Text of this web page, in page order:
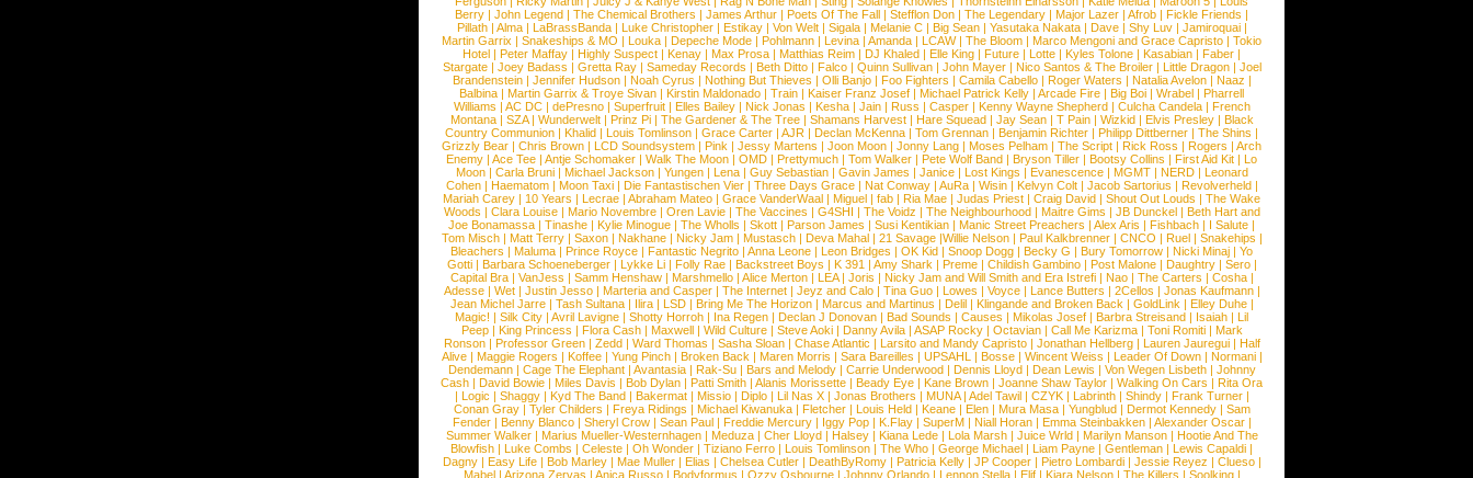
Berry | John Legend | The Chemical Brothers | James Arthur | Poets Of The Fall | Stefflon Don | The Legendary | Major Lazer | Afrob | Fickle Friends |
Pillath| Alma| LaBrassBanda| Luke Christopher| Estikay| Von Welt| Sigala| Melanie C| Big Sean| Yasutaka Nakata| Dave| Shy Luv| Jamiroquai|
Martin Garrix | Snakeships & MO | Louka | Depeche Mode | Pohlmann | Levina | Amanda | LCAW| The Bloom | Marco Mengoni and Grace Capristo | Tokio
Hotel | Peter Maffay | Highly Suspect | Kenay | Max Prosa | Matthias Reim | DJ Khaled | Elle King | Future | Lotte | Kyles Tolone | Kasabian | Faber |
Stargate| Joey Badass | Gretta Ray| Sameday Records | Beth Ditto| Falco| Quinn Sullivan| John Mayer| Nico Santos & The Broiler| Little Dragon| Joel
Brandenstein| Jennifer Hudson| Noah Cyrus | Nothing But Thieves | Olli Banjo| Foo Fighters | Camila Cabello| Roger Waters | Natalia Avelon| Naaz |
Balbina | Martin Garrix & Troye Sivan | Kirstin Maldonado | Train | Kaiser Franz Josef | Michael Patrick Kelly | Arcade Fire | Big Boi | Wrabel | Pharrell
Williams | AC DC| dePresno| Superfruit| Elles Bailey| Nick Jonas | Kesha| Jain| Russ | Casper| Kenny Wayne Shepherd| Culcha Candela| French
Montana| SZA| Wunderwelt| Prinz Pi| The Gardener & The Tree| Shamans Harvest| Hare Squead| Jay Sean| T Pain| Wizkid| Elvis Presley| Black
Country Communion | Khalid | Louis Tomlinson | Grace Carter | AJR | Declan McKenna | Tom Grennan | Benjamin Richter | Philipp Dittberner | The Shins |
Grizzly Bear | Chris Brown | LCD Soundsystem | Pink | Jessy Martens | Joon Moon | Jonny Lang | Moses Pelham | The Script | Rick Ross | Rogers | Arch
Enemy | Ace Tee | Antje Schomaker | Walk The Moon | OMD | Prettymuch | Tom Walker | Pete Wolf Band | Bryson Tiller | Bootsy Collins | First Aid Kit | Lo
Moon| Carla Bruni| Michael Jackson| Yungen| Lena| Guy Sebastian| Gavin James | Janice| Lost Kings | Evanescence| MGMT| NERD| Leonard
Cohen| Haematom| Moon Taxi| Die Fantastischen Vier| Three Days Grace| Nat Conway| AuRa| Wisin| Kelvyn Colt| Jacob Sartorius | Revolverheld|
Mariah Carey | 10 Years | Lecrae | Abraham Mateo | Grace VanderWaal | Miguel | fab | Ria Mae | Judas Priest | Craig David | Shout Out Louds | The Wake
Woods | Clara Louise| Mario Novembre| Oren Lavie| The Vaccines | G4SHI | The Voidz | The Neighbourhood| Maitre Gims | JB Dunckel| Beth Hart and
Joe Bonamassa | Tinashe | Kylie Minogue | The Wholls | Skott | Parson James | Susi Kentikian | Manic Street Preachers | Alex Aris | Fishbach | I Salute |
Tom Misch| Matt Terry| Saxon| Nakhane| Nicky Jam| Mustasch| Deva Mahal| 21 Savage|Willie Nelson| Paul Kalkbrenner| CNCO | Ruel| Snakehips |
Bleachers | Maluma | Prince Royce | Fantastic Negrito | Anna Leone | Leon Bridges | OK Kid | Snoop Dogg | Becky G | Bury Tomorrow | Nicki Minaj | Yo
Gotti| Barbara Schoeneberger| Lykke Li| Folly Rae| Backstreet Boys | K 391 | Amy Shark | Preme| Childish Gambino| Post Malone| Daughtry| Sero|
Capital Bra| VanJess | Samm Henshaw| Marshmello| Alice Merton| LEA| Joris | Nicky Jam and Will Smith and Era Istrefi| Nao| The Carters | Cosha|
Adesse| Wet| Justin Jesso| Marteria and Casper| The Internet| Jeyz and Calo| Tina Guo| Lowes | Voyce| Lance Butters | 2Cellos | Jonas Kaufmann|
Jean Michel Jarre| Tash Sultana| Ilira| LSD| Bring Me The Horizon| Marcus and Martinus | Delil| Klingande and Broken Back | GoldLink | Elley Duhe|
Magic! | Silk City | Avril Lavigne | Shotty Horroh | Ina Regen | Declan J Donovan | Bad Sounds | Causes | Mikolas Josef | Barbra Streisand | Isaiah | Lil
Peep| King Princess | Flora Cash| Maxwell| Wild Culture| Steve Aoki| Danny Avila| ASAP Rocky| Octavian| Call Me Karizma| Toni Romiti| Mark
Ronson| Professor Green| Zedd| Ward Thomas | Sasha Sloan| Chase Atlantic | Larsito and Mandy Capristo| Jonathan Hellberg| Lauren Jauregui| Half
Alive| Maggie Rogers | Koffee| Yung Pinch| Broken Back | Maren Morris | Sara Bareilles | UPSAHL | Bosse| Wincent Weiss | Leader Of Down| Normani|
Dendemann| Cage The Elephant| Avantasia| Rak-Su| Bars and Melody| Carrie Underwood| Dennis Lloyd| Dean Lewis | Von Wegen Lisbeth| Johnny
Cash | David Bowie | Miles Davis | Bob Dylan | Patti Smith | Alanis Morissette | Beady Eye | Kane Brown | Joanne Shaw Taylor | Walking On Cars | Rita Ora
| Logic | Shaggy| Kyd The Band| Bakermat| Missio| Diplo| Lil Nas X| Jonas Brothers | MUNA| Adel Tawil| CZYK| Labrinth| Shindy| Frank Turner|
Conan Gray| Tyler Childers | Freya Ridings | Michael Kiwanuka| Fletcher| Louis Held| Keane| Elen| Mura Masa| Yungblud| Dermot Kennedy| Sam
Fender| Benny Blanco| Sheryl Crow| Sean Paul| Freddie Mercury| Iggy Pop| K.Flay| SuperM| Niall Horan| Emma Steinbakken| Alexander Oscar|
Summer Walker| Marius Mueller-Westernhagen| Meduza| Cher Lloyd| Halsey| Kiana Lede| Lola Marsh| Juice Wrld| Marilyn Manson| Hootie And The
Blowfish | Luke Combs | Celeste | Oh Wonder | Tiziano Ferro | Louis Tomlinson | The Who | George Michael | Liam Payne | Gentleman | Lewis Capaldi |
Dagny| Easy Life| Bob Marley| Mae Muller| Elias | Chelsea Cutler| DeathByRomy| Patricia Kelly| JP Cooper| Pietro Lombardi| Jessie Reyez | Clueso|
Mabel| Arizona Zervas | Anica Russo| Bodyformus | Ozzy Osbourne| Johnny Orlando| Lennon Stella| Elif| Kiara Nelson| The Killers | Soolking|